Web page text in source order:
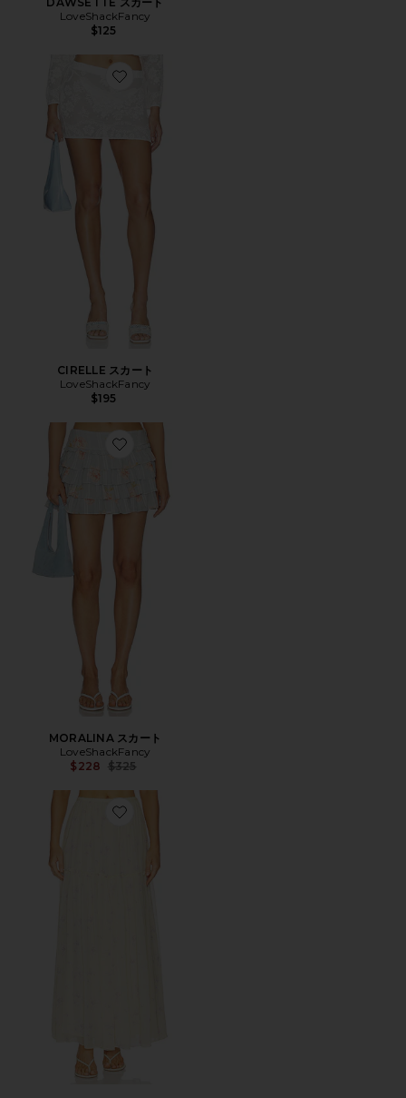
LoveShackFancy
$125
Favorite CIRELLE スカート
CIRELLE スカート
LoveShackFancy
$195
Favorite MORALINA スカート
MORALINA スカート
LoveShackFancy
$228 Previous price:
$325
Favorite POSITANO スカート